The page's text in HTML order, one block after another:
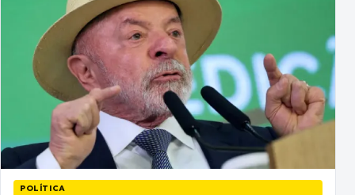
POLÍTICA